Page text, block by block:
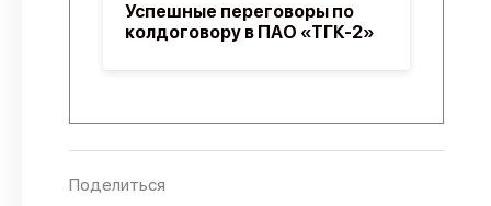
Успешные переговоры по
колдоговору в ПАО «ТГК-2»
Поделиться